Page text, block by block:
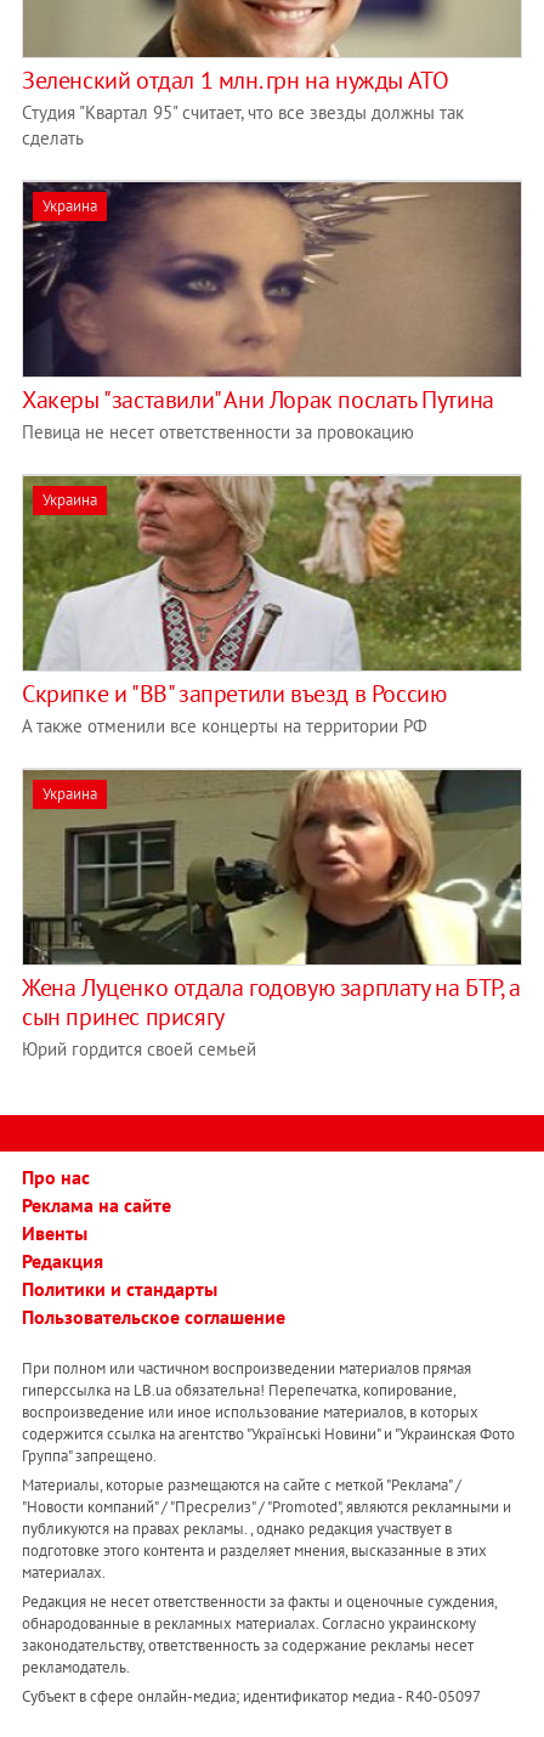
Зеленский отдал 1 млн. грн на нужды АТО
Студия "Квартал 95" считает, что все звезды должны так
сделать
Украина
Хакеры "заставили" Ани Лорак послать Путина
Певица не несет ответственности за провокацию
Украина
Скрипке и "ВВ" запретили въезд в Россию
А также отменили все концерты на территории РФ
Украина
Жена Луценко отдала годовую зарплату на БТР, а
сын принес присягу
Юрий гордится своей семьей
Про нас
Реклама на сайте
Ивенты
Редакция
Политики и стандарты
Пользовательское соглашение
При полном или частичном воспроизведении материалов прямая
гиперссылка на LB.ua обязательна! Перепечатка, копирование,
воспроизведение или иное использование материалов, в которых
содержится ссылка на агентство "Українськi Новини" и "Украинская Фото
Группа" запрещено.
Материалы, которые размещаются на сайте с меткой "Реклама" /
"Новости компаний" / "Пресрелиз" / "Promoted", являются рекламными и
публикуются на правах рекламы. , однако редакция участвует в
подготовке этого контента и разделяет мнения, высказанные в этих
материалах.
Редакция не несет ответственности за факты и оценочные суждения,
обнародованные в рекламных материалах. Согласно украинскому
законодательству, ответственность за содержание рекламы несет
рекламодатель.
Субъект в сфере онлайн-медиа; идентификатор медиа - R40-05097